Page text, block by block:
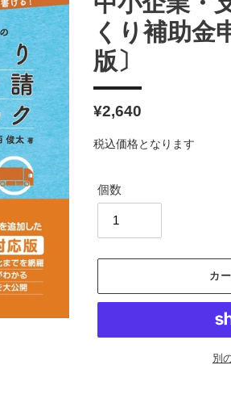
くり補助金
版〕
通
¥2,640
税込価格となります
個数
カ
別